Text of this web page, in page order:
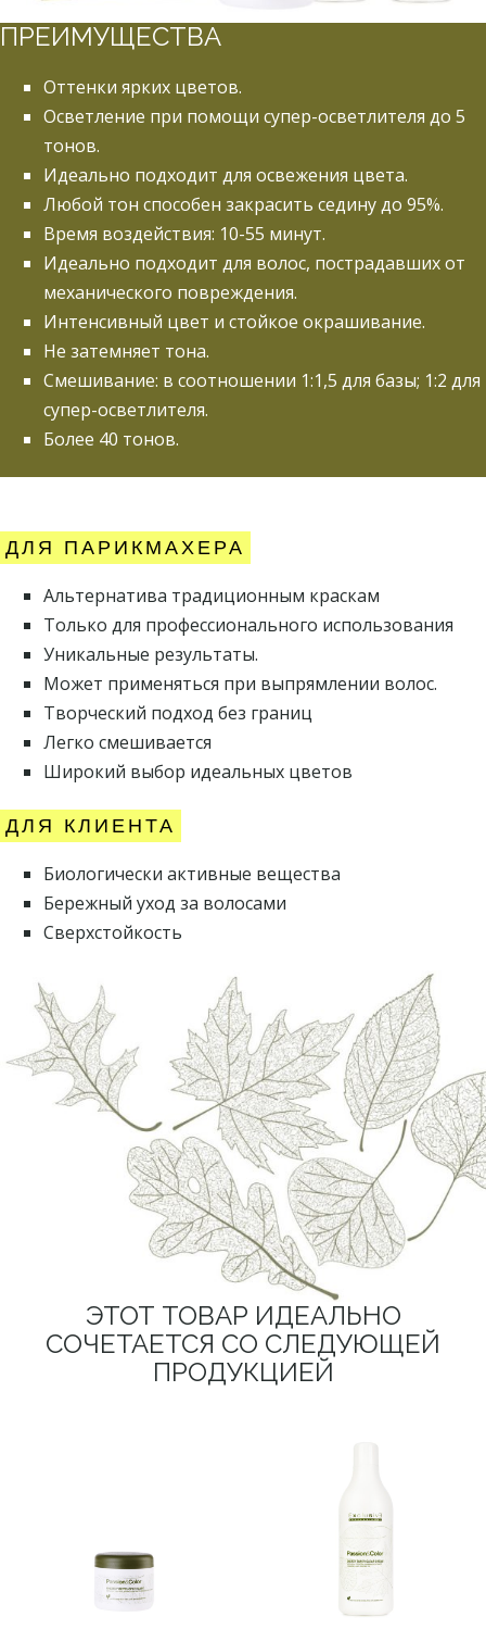
ПРЕИМУЩЕСТВА
Оттенки ярких цветов.
Осветление при помощи супер-осветлителя до 5
тонов.
Идеально подходит для освежения цвета.
Любой тон способен закрасить седину до 95%.
Время воздействия: 10-55 минут.
Идеально подходит для волос, пострадавших от
механического повреждения.
Интенсивный цвет и стойкое окрашивание.
Не затемняет тона.
Смешивание: в соотношении 1:1,5 для базы; 1:2 для
супер-осветлителя.
Более 40 тонов.
ДЛЯ ПАРИКМАХЕРА
Альтернатива традиционным краскам
Только для профессионального использования
Уникальные результаты.
Может применяться при выпрямлении волос.
Творческий подход без границ
Легко смешивается
Широкий выбор идеальных цветов
ДЛЯ КЛИЕНТА
Биологически активные вещества
Бережный уход за волосами
Сверхстойкость
ЭТОТ ТОВАР ИДЕАЛЬНО
СОЧЕТАЕТСЯ СО СЛЕДУЮЩЕЙ
ПРОДУКЦИЕЙ
КРАСКА – EKO COLOR
SYSTEM SOFT
ENERGY SUPER CLEAR
CREAM Эмульсия-
активатор цвета.
Богата биологически